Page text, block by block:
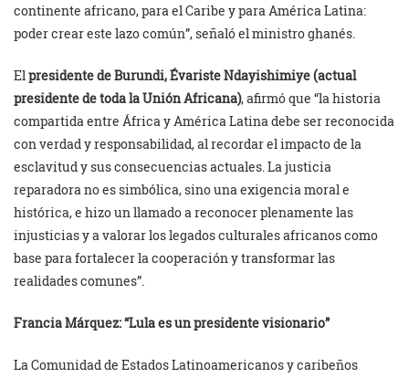
continente africano, para el Caribe y para América Latina:
poder crear este lazo común”, señaló el ministro ghanés.
Elpresidente de Burundi, Évariste Ndayishimiye (actual
presidente de toda la Unión Africana), afirmó que “la historia
compartida entre África y América Latina debe ser reconocida
con verdad y responsabilidad, al recordar el impacto de la
esclavitud y sus consecuencias actuales. La justicia
reparadora no es simbólica, sino una exigencia moral e
histórica, e hizo un llamado a reconocer plenamente las
injusticias y a valorar los legados culturales africanos como
base para fortalecer la cooperación y transformar las
realidades comunes”.
Francia Márquez: “Lula es un presidente visionario”
La Comunidad de Estados Latinoamericanos y caribeños